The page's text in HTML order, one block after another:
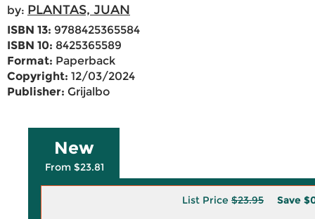
by: PLANTAS, JUAN
ISBN 13: 9788425365584
ISBN 10: 8425365589
Format: Paperback
Copyright: 12/03/2024
Publisher: Grijalbo
New
From $23.81
List Price $23.95 Save